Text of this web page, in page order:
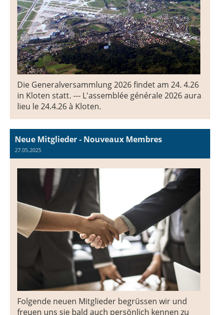
Die Generalversammlung 2026 findet am 24. 4.26
in Kloten statt. --- L'assemblée générale 2026 aura
lieu le 24.4.26 à Kloten.
Neue Mitglieder - Nouveaux Membres
27.05.2025
Folgende neuen Mitglieder begrüssen wir und
freuen uns sie bald auch persönlich kennen zu